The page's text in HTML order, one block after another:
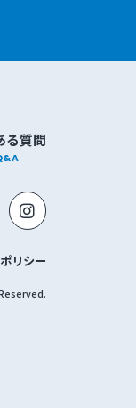
る質問
リシー